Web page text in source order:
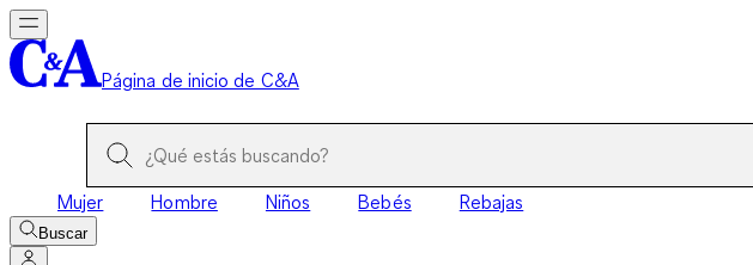
Página de inicio de C&A
Mujer Hombre Niños Bebés Rebajas
Buscar